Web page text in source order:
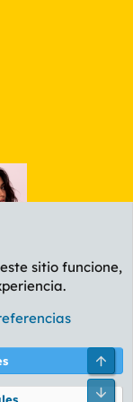
Ayuda
sitio funcione,
Pie